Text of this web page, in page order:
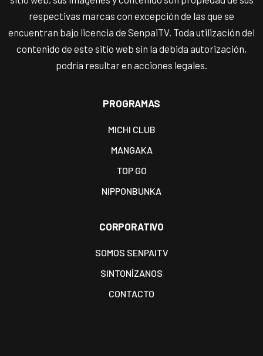
respectivas marcas con excepción de las que se
encuentran bajo licencia de SenpaiTV. Toda utilización del
contenido de este sitio web sin la debida autorización,
podría resultar en acciones legales.
PROGRAMAS
MICHI CLUB
MANGAKA
TOP GO
NIPPONBUNKA
CORPORATIVO
SOMOS SENPAITV
SINTONÍZANOS
CONTACTO